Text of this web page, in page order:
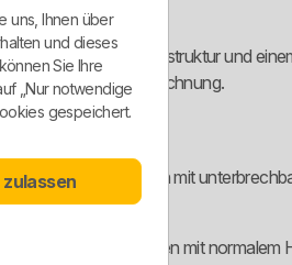
lokaler Infrastruktur und
keine Stromrechnung.
sowie Kunden mit
sich an Kunden mit normalem
uns, Ihnen über
und dieses
Sie Ihre
„Nur notwendige
gespeichert.
zulassen